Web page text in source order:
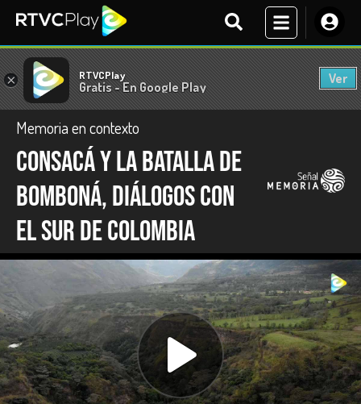
× RTVCPlay
Gratis - En Google Play
Ver
Memoria en contexto
Consacá y la batalla de
Bomboná, diálogos con
el sur de Colombia